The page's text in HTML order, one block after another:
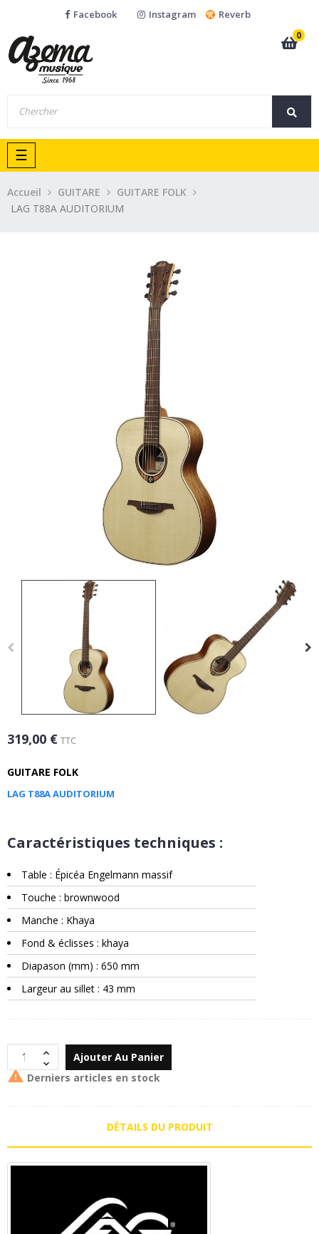
Facebook Instagram
Reverb
0
Basculer
la
navigation
☰
Accueil GUITARE
GUITARE FOLK
LAG T88A AUDITORIUM
319,00 € TTC
GUITARE FOLK
LAG T88A AUDITORIUM
Caractéristiques techniques :
Table : Épicéa Engelmann massif
Touche : brownwood
Manche : Khaya
Fond & éclisses : khaya
Diapason (mm) : 650 mm
Largeur au sillet : 43 mm
Ajouter Au Panier
 Derniers articles en stock
DÉTAILS DU PRODUIT